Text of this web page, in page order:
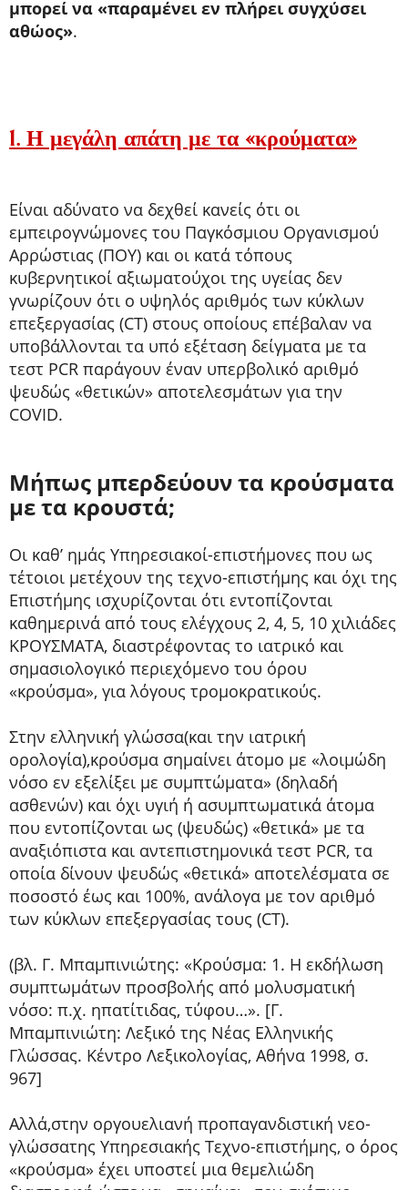
μπορεί να «παραμένει εν πλήρει συγχύσει
αθώος».
1. Η μεγάλη απάτη με τα «κρούματα»
Είναι αδύνατο να δεχθεί κανείς ότι οι
εμπειρογνώμονες του Παγκόσμιου Οργανισμού
Αρρώστιας (ΠΟΥ) και οι κατά τόπους
κυβερνητικοί αξιωματούχοι της υγείας δεν
γνωρίζουν ότι ο υψηλός αριθμός των κύκλων
επεξεργασίας (CT) στους οποίους επέβαλαν να
υποβάλλονται τα υπό εξέταση δείγματα με τα
τεστ PCR παράγουν έναν υπερβολικό αριθμό
ψευδώς «θετικών» αποτελεσμάτων για την
COVID.
Μήπως μπερδεύουν τα κρούσματα
με τα κρουστά;
Οι καθ’ ημάς Υπηρεσιακοί-επιστήμονες που ως
τέτοιοι μετέχουν της τεχνο-επιστήμης και όχι της
Επιστήμης ισχυρίζονται ότι εντοπίζονται
καθημερινά από τους ελέγχους 2, 4, 5, 10 χιλιάδες
ΚΡΟΥΣΜΑΤΑ, διαστρέφοντας το ιατρικό και
σημασιολογικό περιεχόμενο του όρου
«κρούσμα», για λόγους τρομοκρατικούς.
Στην ελληνική γλώσσα(και την ιατρική
ορολογία),κρούσμα σημαίνει άτομο με «λοιμώδη
νόσο εν εξελίξει με συμπτώματα» (δηλαδή
ασθενών) και όχι υγιή ή ασυμπτωματικά άτομα
που εντοπίζονται ως (ψευδώς) «θετικά» με τα
αναξιόπιστα και αντεπιστημονικά τεστ PCR, τα
οποία δίνουν ψευδώς «θετικά» αποτελέσματα σε
ποσοστό έως και 100%, ανάλογα με τον αριθμό
των κύκλων επεξεργασίας τους (CT).
(βλ. Γ. Μπαμπινιώτης: «Κρούσμα: 1. Η εκδήλωση
συμπτωμάτων προσβολής από μολυσματική
νόσο: π.χ. ηπατίτιδας, τύφου…». [Γ.
Μπαμπινιώτη: Λεξικό της Νέας Ελληνικής
Γλώσσας. Κέντρο Λεξικολογίας, Αθήνα 1998, σ.
967]
Αλλά,στην οργουελιανή προπαγανδιστική νεο-
γλώσσατης Υπηρεσιακής Τεχνο-επιστήμης, ο όρος
«κρούσμα» έχει υποστεί μια θεμελιώδη